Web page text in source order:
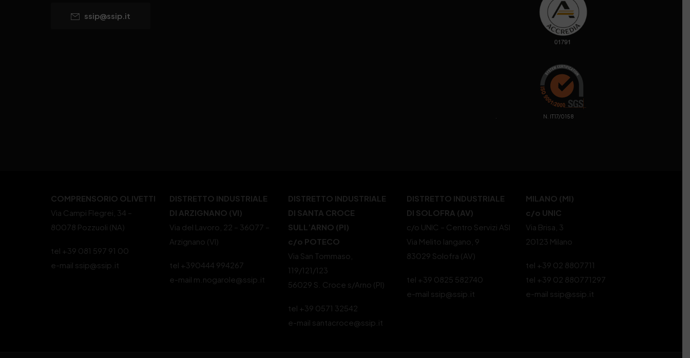
ssip@ssip.it
. N. IT17/0158
COMPRENSORIO OLIVETTI
Via Campi Flegrei, 34 –
80078 Pozzuoli (NA)
tel +39 081 597 91 00
e-mail ssip@ssip.it
DISTRETTO INDUSTRIALE
DI ARZIGNANO (VI)
Via del Lavoro, 22 – 36077 –
Arzignano (VI)
tel +390444 994267
e-mail m.nogarole@ssip.it
DISTRETTO INDUSTRIALE
DI SANTA CROCE
SULL’ARNO (PI)
c/o POTECO
Via San Tommaso,
119/121/123
56029 S. Croce s/Arno (PI)
tel +39 0571 32542
e-mail santacroce@ssip.it
DISTRETTO INDUSTRIALE
DI SOLOFRA (AV)
c/o UNIC – Centro Servizi ASI
Via Melito Iangano, 9
83029 Solofra (AV)
tel +39 0825 582740
e-mail ssip@ssip.it
MILANO (MI)
c/o UNIC
Via Brisa, 3
20123 Milano
tel +39 02 8807711
tel +39 02 880771297
e-mail ssip@ssip.it